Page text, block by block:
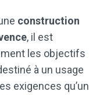
construction
, il est
les objectifs
à un usage
exigences qu’un